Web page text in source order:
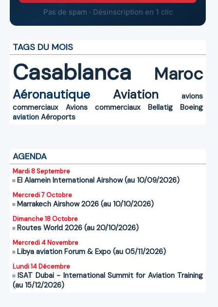
Pas de spam · Désinscription en 1 clic
TAGS DU MOIS
Casablanca Maroc
Aéronautique Aviation
avions
commerciaux
Avions commerciaux Bellatig
Boeing
aviation Aéroports
AGENDA
Mardi 8 Septembre
El Alamein International Airshow (au 10/09/2026)
Mercredi 7 Octobre
Marrakech Airshow 2026 (au 10/10/2026)
Dimanche 18 Octobre
Routes World 2026 (au 20/10/2026)
Mercredi 4 Novembre
Libya aviation Forum & Expo (au 05/11/2026)
Lundi 14 Décembre
ISAT Dubai - International Summit for Aviation Training
(au 15/12/2026)